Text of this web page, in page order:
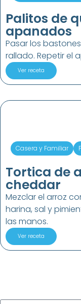
Palitos de
apanados
Pasar los
rallado. Repetir el
Ver receta
Casera y Familiar
Tortica de
cheddar
Mezclar el arroz
harina, sal y
las manos.
Ver receta